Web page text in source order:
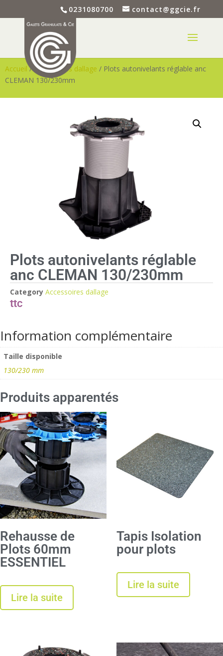
0231080700 contact@ggcie.fr
Accueil/Accessoires dallage / Plots autonivelants réglable anc
CLEMAN 130/230mm
Plots autonivelants réglable
anc CLEMAN 130/230mm
Category Accessoires dallage
Information complémentaire
Taille disponible
130/230 mm
Produits apparentés
Rehausse de
Plots 60mm
ESSENTIEL
Lire la suite
Tapis Isolation
pour plots
Lire la suite